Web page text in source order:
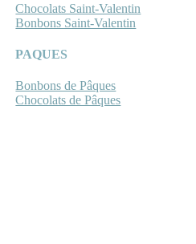
Chocolats Saint-Valentin
Bonbons Saint-Valentin
PAQUES
Bonbons de Pâques
Chocolats de Pâques